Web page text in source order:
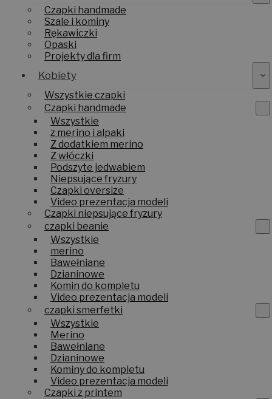
Czapki handmade
Szale i kominy
Rękawiczki
Opaski
Projekty dla firm
Kobiety
Wszystkie czapki
Czapki handmade
Wszystkie
z merino i alpaki
Z dodatkiem merino
Z włóczki
Podszyte jedwabiem
Niepsujące fryzury
Czapki oversize
Video prezentacja modeli
Czapki niepsujące fryzury
czapki beanie
Wszystkie
merino
Bawełniane
Dzianinowe
Komin do kompletu
Video prezentacja modeli
czapki smerfetki
Wszystkie
Merino
Bawełniane
Dzianinowe
Kominy do kompletu
Video prezentacja modeli
Czapki z printem